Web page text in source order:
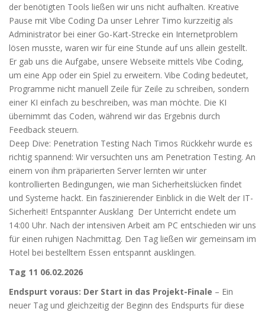
der benötigten Tools ließen wir uns nicht aufhalten. Kreative
Pause mit Vibe Coding Da unser Lehrer Timo kurzzeitig als
Administrator bei einer Go-Kart-Strecke ein Internetproblem
lösen musste, waren wir für eine Stunde auf uns allein gestellt.
Er gab uns die Aufgabe, unsere Webseite mittels Vibe Coding,
um eine App oder ein Spiel zu erweitern. Vibe Coding bedeutet,
Programme nicht manuell Zeile für Zeile zu schreiben, sondern
einer KI einfach zu beschreiben, was man möchte. Die KI
übernimmt das Coden, während wir das Ergebnis durch
Feedback steuern.
Deep Dive: Penetration Testing Nach Timos Rückkehr wurde es
richtig spannend: Wir versuchten uns am Penetration Testing. An
einem von ihm präparierten Server lernten wir unter
kontrollierten Bedingungen, wie man Sicherheitslücken findet
und Systeme hackt. Ein faszinierender Einblick in die Welt der IT-
Sicherheit! Entspannter Ausklang Der Unterricht endete um
14:00 Uhr. Nach der intensiven Arbeit am PC entschieden wir uns
für einen ruhigen Nachmittag. Den Tag ließen wir gemeinsam im
Hotel bei bestelltem Essen entspannt ausklingen.
Tag 11 06.02.2026
Endspurt voraus: Der Start in das Projekt-Finale – Ein
neuer Tag und gleichzeitig der Beginn des Endspurts für diese